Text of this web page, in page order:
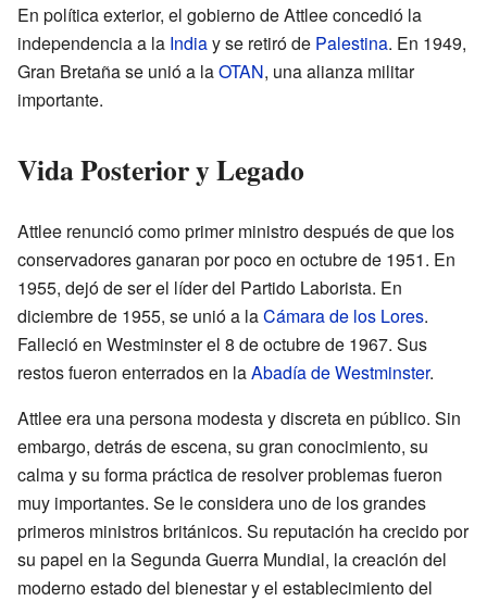
En política exterior, el gobierno de Attlee concedió la
independencia a la Indiay se retiró de Palestina. En 1949,
Gran Bretaña se unió a laOTAN, una alianza militar
importante.
Vida Posterior y Legado
Attlee renunció como primer ministro después de que los
conservadores ganaran por poco en octubre de 1951. En
1955, dejó de ser el líder del Partido Laborista. En
diciembre de 1955, se unió a laCámara de los Lores.
Falleció en Westminster el 8 de octubre de 1967. Sus
restos fueron enterrados en laAbadía de Westminster.
Attlee era una persona modesta y discreta en público. Sin
embargo, detrás de escena, su gran conocimiento, su
calma y su forma práctica de resolver problemas fueron
muy importantes. Se le considera uno de los grandes
primeros ministros británicos. Su reputación ha crecido por
su papel en la Segunda Guerra Mundial, la creación del
moderno estado del bienestar y el establecimiento del